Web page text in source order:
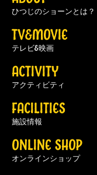
ひつじのショーンとは？
TV&MOVIE
テレビ&映画
ACTIVITY
アクティビティ
FACILITIES
施設情報
ONLINE SHOP
オンラインショップ